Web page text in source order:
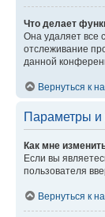
Что делает
Она удаляет все
отслеживание
данной
Вернуться к
Параметры и
Как мне
Если вы
пользователя
Вернуться к